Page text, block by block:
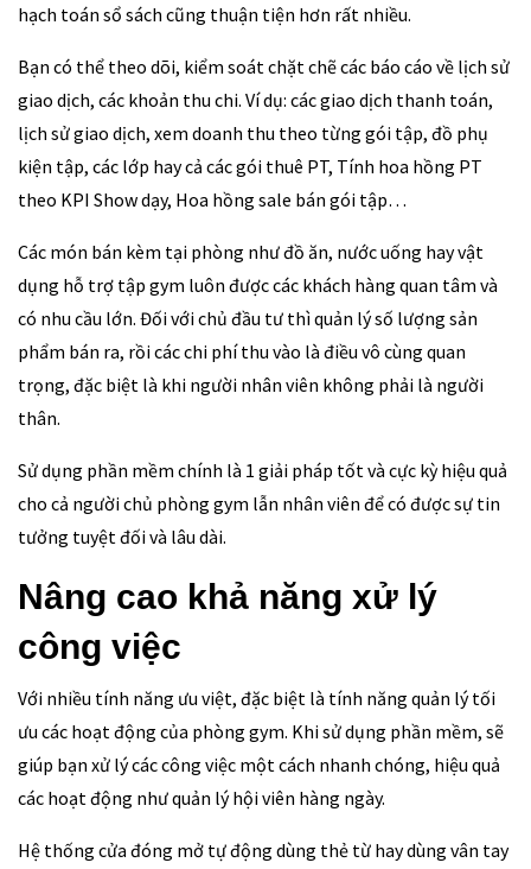
hạch toán sổ sách cũng thuận tiện hơn rất nhiều.
Bạn có thể theo dõi, kiểm soát chặt chẽ các báo cáo về lịch sử
giao dịch, các khoản thu chi. Ví dụ: các giao dịch thanh toán,
lịch sử giao dịch, xem doanh thu theo từng gói tập, đồ phụ
kiện tập, các lớp hay cả các gói thuê PT, Tính hoa hồng PT
theo KPI Show dạy, Hoa hồng sale bán gói tập…
Các món bán kèm tại phòng như đồ ăn, nước uống hay vật
dụng hỗ trợ tập gym luôn được các khách hàng quan tâm và
có nhu cầu lớn. Đối với chủ đầu tư thì quản lý số lượng sản
phẩm bán ra, rồi các chi phí thu vào là điều vô cùng quan
trọng, đặc biệt là khi người nhân viên không phải là người
thân.
Sử dụng phần mềm chính là 1 giải pháp tốt và cực kỳ hiệu quả
cho cả người chủ phòng gym lẫn nhân viên để có được sự tin
tưởng tuyệt đối và lâu dài.
Nâng cao khả năng xử lý
công việc
Với nhiều tính năng ưu việt, đặc biệt là tính năng quản lý tối
ưu các hoạt động của phòng gym. Khi sử dụng phần mềm, sẽ
giúp bạn xử lý các công việc một cách nhanh chóng, hiệu quả
các hoạt động như quản lý hội viên hàng ngày.
Hệ thống cửa đóng mở tự động dùng thẻ từ hay dùng vân tay